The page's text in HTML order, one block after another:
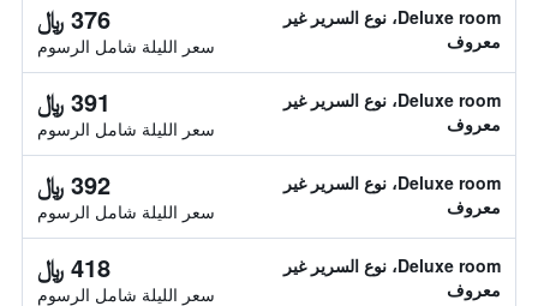
Deluxe room، نوع السرير غير
معروف
376 ﷼
سعر الليلة شامل الرسوم
Deluxe room، نوع السرير غير
معروف
391 ﷼
سعر الليلة شامل الرسوم
Deluxe room، نوع السرير غير
معروف
392 ﷼
سعر الليلة شامل الرسوم
Deluxe room، نوع السرير غير
معروف
418 ﷼
سعر الليلة شامل الرسوم